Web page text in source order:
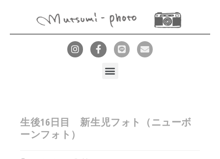
生後16日目 新生児フォト（ニューボ
ーンフォト）